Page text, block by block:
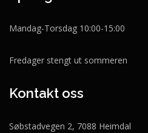
Mandag-Torsdag 10:00-15:00
Fredager stengt ut sommeren
Kontakt oss
Søbstadvegen 2, 7088 Heimdal